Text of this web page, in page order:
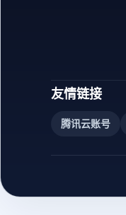
友情链接
腾讯云账号